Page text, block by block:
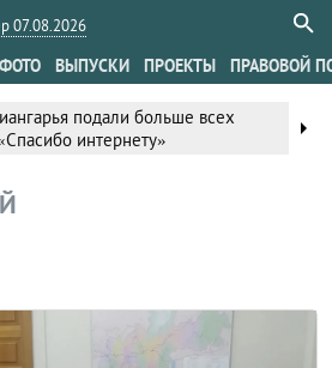
07.08.2026
ФОТО ВЫПУСКИ ПРОЕКТЫ ПРАВОВОЙ
подали больше всех
интернету»
arrow_right